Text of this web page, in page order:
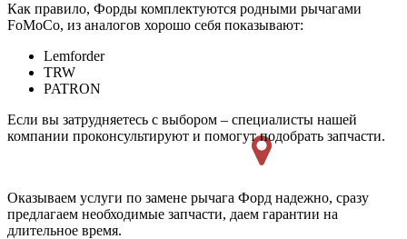
Как правило, Форды комплектуются родными рычагами
FoMoCo, из аналогов хорошо себя показывают:
Lemforder
TRW
PATRON
Если вы затрудняетесь с выбором – специалисты нашей
компании проконсультируют и помогут подобрать запчасти.
Оказываем услуги по замене рычага Форд надежно, сразу
предлагаем необходимые запчасти, даем гарантии на
длительное время.